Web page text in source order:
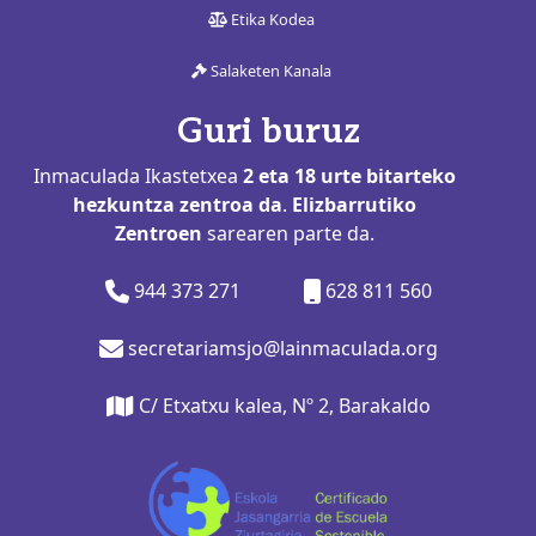
Etika Kodea
Salaketen Kanala
Guri buruz
Inmaculada Ikastetxea 2 eta 18 urte bitarteko
hezkuntza zentroa da. Elizbarrutiko
Zentroen sarearen parte da.
944 373 271 628 811 560
secretariamsjo@lainmaculada.org
C/ Etxatxu kalea, Nº 2, Barakaldo